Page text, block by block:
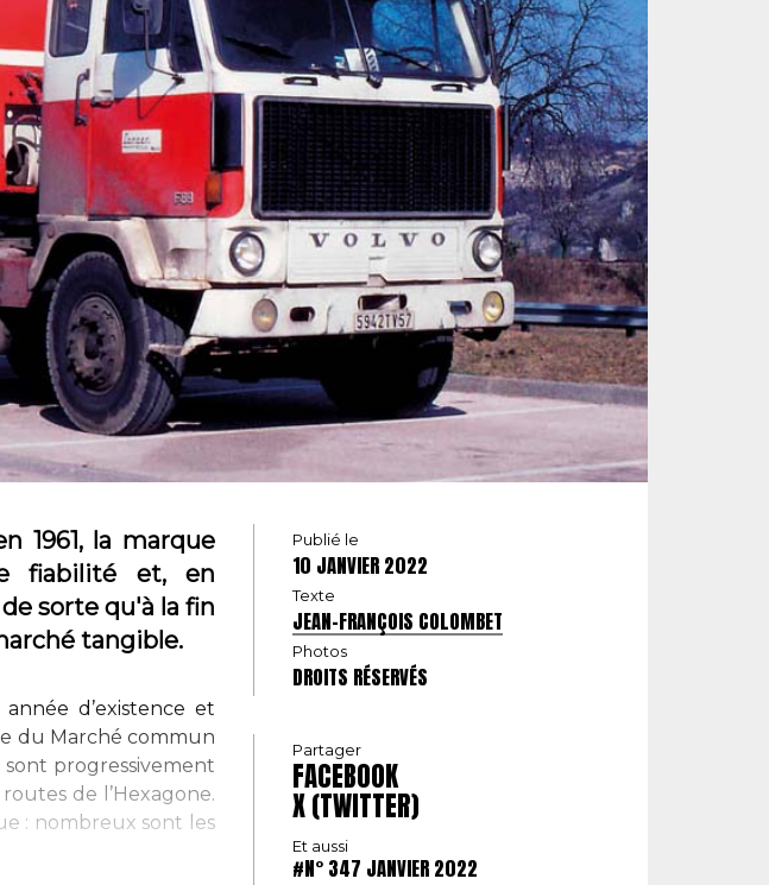
1961, la marque
fiabilité et, en
sorte qu'à la fin
tangible.
d’existence et
du Marché commun
progressivement
de l’Hexagone.
: nombreux sont les
Publié le
10 JANVIER 2022
Texte
JEAN-FRANÇOIS COLOMBET
Photos
DROITS RÉSERVÉS
Partager
FACEBOOK
X (TWITTER)
Et aussi
#N° 347 JANVIER 2022